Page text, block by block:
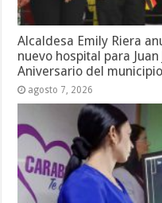
Alcaldesa Emily Riera
nuevo hospital para
Aniversario del municipio
agosto 7, 2026